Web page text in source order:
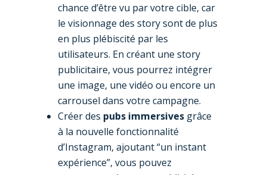
chance d’être vu par votre cible, car
le visionnage des story sont de plus
en plus plébiscité par les
utilisateurs. En créant une story
publicitaire, vous pourrez intégrer
une image, une vidéo ou encore un
carrousel dans votre campagne.
Créer des pubs immersives grâce
à la nouvelle fonctionnalité
d’Instagram, ajoutant “un instant
expérience”, vous pouvez